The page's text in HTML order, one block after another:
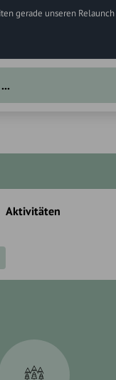
gerade unseren
Aktivitäten